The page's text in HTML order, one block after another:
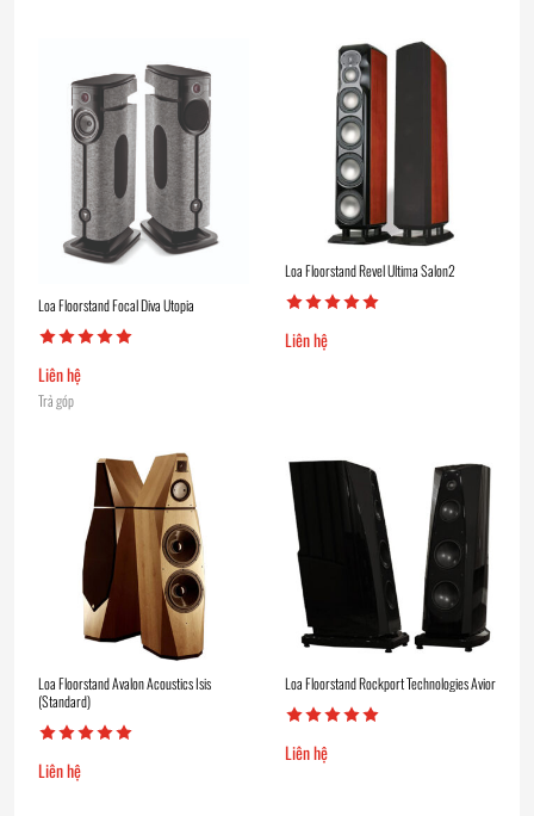
Loa Floorstand Focal Diva Utopia
Liên hệ
Trả góp
Loa Floorstand Revel Ultima Salon2
Liên hệ
Loa Floorstand Avalon Acoustics Isis
(Standard)
Liên hệ
Loa Floorstand Rockport Technologies Avior
Liên hệ